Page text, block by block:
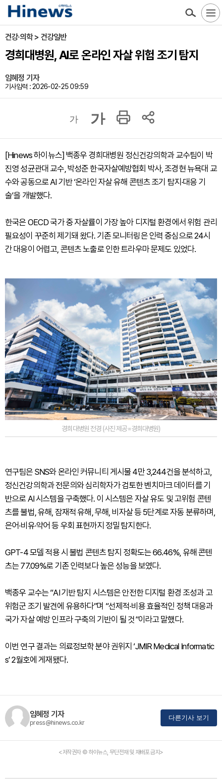
건강·의학 > 건강일반
경희대병원, AI로 온라인 자살 위험 조기 탐지
임혜정 기자
기사입력 : 2026-02-25 09:59
가 가
[Hinews 하이뉴스] 백종우 경희대병원 정신건강의학과 교수팀이 박
진영 성균관대 교수, 박성준 한국자살예방협회 박사, 조경현 뉴욕대 교
수와 공동으로 AI 기반 ‘온라인 자살 유해 콘텐츠 조기 탐지·대응 기
술’을 개발했다.
한국은 OECD 국가 중 자살률이 가장 높아 디지털 환경에서 위험 관리
필요성이 꾸준히 제기돼 왔다. 기존 모니터링은 인력 중심으로 24시
간 대응이 어렵고, 콘텐츠 노출로 인한 트라우마 문제도 있었다.
경희대병원 전경 (사진 제공=경희대병원)
연구팀은 SNS와 온라인 커뮤니티 게시물 4만 3,244건을 분석하고,
정신건강의학과 전문의와 심리학자가 검토한 벤치마크 데이터를 기
반으로 AI 시스템을 구축했다. 이 시스템은 자살 유도 및 고위험 콘텐
츠를 불법, 유해, 잠재적 유해, 무해, 비자살 등 5단계로 자동 분류하며,
은어·비유·약어 등 우회 표현까지 정밀 탐지한다.
GPT-4 모델 적용 시 불법 콘텐츠 탐지 정확도는 66.46%, 유해 콘텐
츠는 77.09%로 기존 인력보다 높은 성능을 보였다.
백종우 교수는 “AI 기반 탐지 시스템은 안전한 디지털 환경 조성과 고
위험군 조기 발견에 유용하다”며 “선제적·비용 효율적인 정책 대응과
국가 자살 예방 인프라 구축의 기반이 될 것”이라고 말했다.
이번 연구 결과는 의료정보학 분야 권위지 ‘JMIR Medical Informatic
s’ 2월호에 게재됐다.
임혜정 기자
press@hinews.co.kr
다른기사 보기
<저작권자 © 하이뉴스, 무단전재 및 재배포 금지>